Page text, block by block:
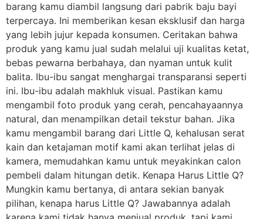
barang kamu diambil langsung dari pabrik baju bayi
terpercaya. Ini memberikan kesan eksklusif dan harga
yang lebih jujur kepada konsumen. Ceritakan bahwa
produk yang kamu jual sudah melalui uji kualitas ketat,
bebas pewarna berbahaya, dan nyaman untuk kulit
balita. Ibu-ibu sangat menghargai transparansi seperti
ini. Ibu-ibu adalah makhluk visual. Pastikan kamu
mengambil foto produk yang cerah, pencahayaannya
natural, dan menampilkan detail tekstur bahan. Jika
kamu mengambil barang dari Little Q, kehalusan serat
kain dan ketajaman motif kami akan terlihat jelas di
kamera, memudahkan kamu untuk meyakinkan calon
pembeli dalam hitungan detik. Kenapa Harus Little Q?
Mungkin kamu bertanya, di antara sekian banyak
pilihan, kenapa harus Little Q? Jawabannya adalah